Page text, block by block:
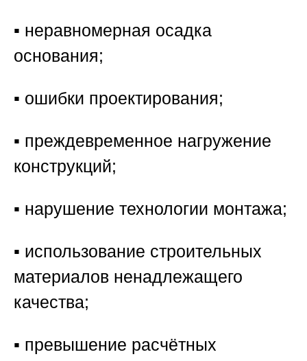
▪️ неравномерная осадка
основания;
▪️ ошибки проектирования;
▪️ преждевременное нагружение
конструкций;
▪️ нарушение технологии монтажа;
▪️ использование строительных
материалов ненадлежащего
качества;
▪️ превышение расчётных